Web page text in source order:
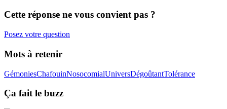
Cette réponse ne vous convient pas ?
Posez votre question
Mots à retenir
GémoniesChafouinNosocomialUniversDégoûtantTolérance
Ça fait le buzz